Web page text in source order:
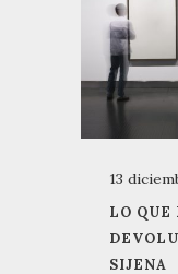
13
LO QUE
SIJENA